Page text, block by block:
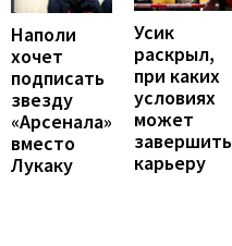
Наполи
хочет
подписать
звезду
«Арсенала»
вместо
Лукаку
Усик
раскрыл,
при каких
условиях
может
завершить
карьеру